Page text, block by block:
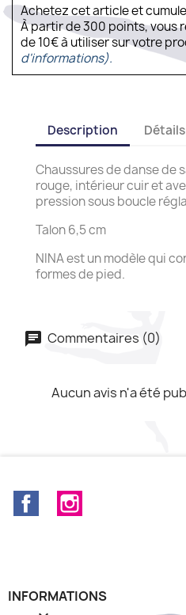
Achetez cet article et
À partir de 300 points, vous
de 10€ à utiliser sur votre
d'informations).
Description
Chaussures de danse de
rouge, intérieur cuir et
pression sous boucle
Talon 6,5 cm
NINA est un modèle qui
formes de pied.
Commentaires (0)
Aucun avis n'a été
Facebook
INFORMATIONS